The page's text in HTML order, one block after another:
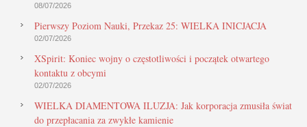
08/07/2026
Pierwszy Poziom Nauki, Przekaz 25: WIELKA INICJACJA
02/07/2026
XSpirit: Koniec wojny o częstotliwości i początek otwartego
kontaktu z obcymi
02/07/2026
WIELKA DIAMENTOWA ILUZJA: Jak korporacja zmusiła świat
do przepłacania za zwykłe kamienie